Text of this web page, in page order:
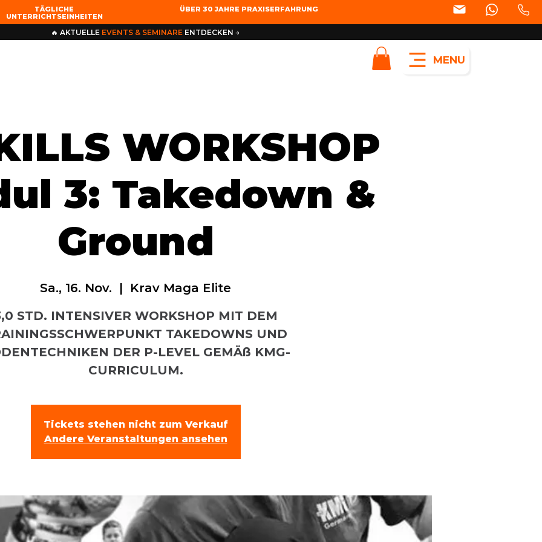
TÄGLICHE
UNTERRICHTSEINHEITEN
ÜBER 30 JAHRE PRAXISERFAHRUNG
MENU
🔥 AKTUELLE EVENTS & SEMINARE ENTDECKEN →
WORKSHOP
3: Takedown &
Ground
Sa., 16. Nov.
Krav Maga Elite
STD. INTENSIVER WORKSHOP MIT DEM
TAKEDOWNS UND
DER P-LEVEL GEMÄß KMG-
CURRICULUM.
Tickets stehen nicht zum Verkauf
Andere Veranstaltungen ansehen